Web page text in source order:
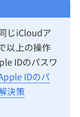
じiCloudア
以上の操作
IDのパスワ
IDのパ
決策